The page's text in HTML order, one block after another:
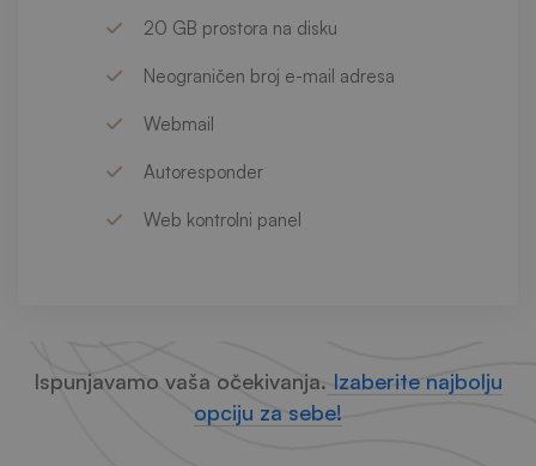
20 GB prostora na disku
Neograničen broj e-mail adresa
Webmail
Autoresponder
Web kontrolni panel
Ispunjavamo vaša očekivanja. Izaberite najbolju
opciju za sebe!